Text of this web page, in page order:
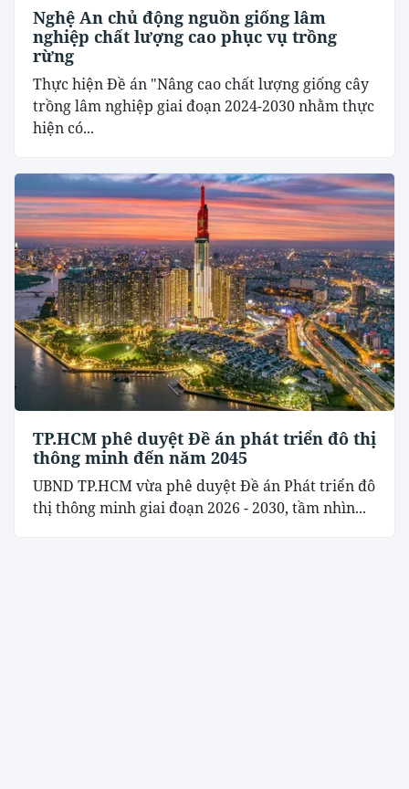
Nghệ An chủ động nguồn giống lâm
nghiệp chất lượng cao phục vụ trồng
rừng
Thực hiện Đề án "Nâng cao chất lượng giống cây
trồng lâm nghiệp giai đoạn 2024-2030 nhằm thực
hiện có...
TP.HCM phê duyệt Đề án phát triển đô thị
thông minh đến năm 2045
UBND TP.HCM vừa phê duyệt Đề án Phát triển đô
thị thông minh giai đoạn 2026 - 2030, tầm nhìn...